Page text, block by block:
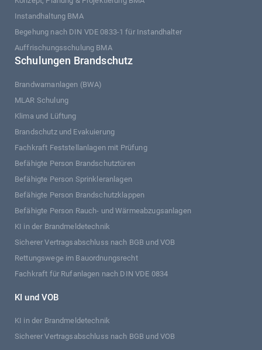
Instandhaltung BMA
Begehung nach DIN VDE 0833-1 für Instandhalter
Auffrischungsschulung BMA
Schulungen Brandschutz
Brandwarnanlagen (BWA)
MLAR Schulung
Klima und Lüftung
Brandschutz und Evakuierung
Fachkraft Feststellanlagen mit Prüfung
Befähigte Person Brandschutztüren
Befähigte Person Sprinkleranlagen
Befähigte Person Brandschutzklappen
Befähigte Person Rauch- und Wärmeabzugsanlagen
KI in der Brandmeldetechnik
Sicherer Vertragsabschluss nach BGB und VOB
Rettungswege im Bauordnungsrecht
Fachkraft für Rufanlagen nach DIN VDE 0834
KI und VOB
KI in der Brandmeldetechnik
Sicherer Vertragsabschluss nach BGB und VOB